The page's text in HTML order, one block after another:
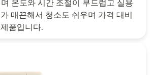
온도와 시간 조절이 부드럽고 실용
매끈해서 청소도 쉬우며 가격 대비
품입니다.